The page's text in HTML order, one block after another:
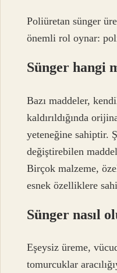
Poliüretan sünger
önemli rol oynar:
Sünger hangi
Bazı maddeler,
kaldırıldığında
yeteneğine sahiptir.
değiştirebilen
Birçok malzeme,
esnek özelliklere
Sünger nasıl
Eşeysiz üreme,
tomurcuklar